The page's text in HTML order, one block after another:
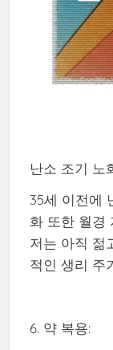
난소 조기 노
35세 이전에
화 또한 월경
저는 아직 젊
적인 생리 주
6. 약 복용: